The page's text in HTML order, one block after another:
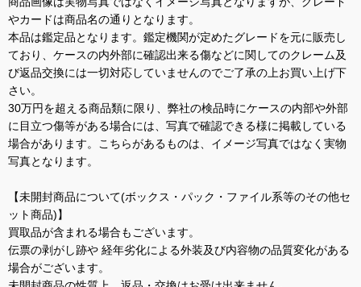
やカードは商品名の通りとなります。
本品は鑑定品となります。鑑定機関が定めたグレードを元に販売し
ており、ケースの内外部に確認出来る傷などに関してのクレーム及
び返品交換には一切対応していませんのでご了承の上お買い上げ下
さい。
30万円を超える商品類に限り、弊社の検品時にケースの内部や外部
に目立つ傷等がある場合には、写真で確認できる様に掲載している
場合があります。こちらがあるものは、イメージ写真ではなく実物
写真となります。
【未開封商品について(ボックス・パック・ファイル系等のその他セ
ット商品)】
買取品が含まれる場合もございます。
伝票の剥がし跡や 経年劣化による外装及び内容物の品質変化がある
場合がございます。